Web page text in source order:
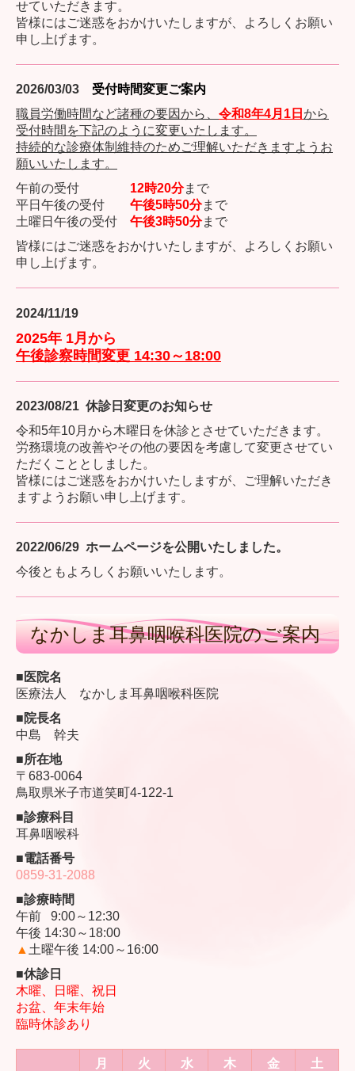
せていただきます。
皆様にはご迷惑をおかけいたしますが、よろしくお願い
申し上げます。
2026/03/03
受付時間変更ご案内
職員労働時間など諸種の要因から、 令和8年4月1日 から
受付時間を下記のように変更いたします。
持続的な診療体制維持のためご理解いただきますようお
願いいたします。
午前の受付 12時20分まで
平日午後の受付 午後5時50分まで
土曜日午後の受付 午後3時50分まで
皆様にはご迷惑をおかけいたしますが、よろしくお願い
申し上げます。
2024/11/19
2025年 1月から
午後診察時間変更 14:30～18:00
2023/08/21 休診日変更のお知らせ
令和5年10月から木曜日を休診とさせていただきます。
労務環境の改善やその他の要因を考慮して変更させてい
ただくこととしました。
皆様にはご迷惑をおかけいたしますが、ご理解いただき
ますようお願い申し上げます。
2022/06/29 ホームページを公開いたしました。
今後ともよろしくお願いいたします。
なかしま耳鼻咽喉科医院のご案内
■医院名
医療法人 なかしま耳鼻咽喉科医院
■院長名
中島 幹夫
■所在地
〒683-0064
鳥取県米子市道笑町4-122-1
■診療科目
耳鼻咽喉科
■電話番号
0859-31-2088
■診療時間
午前 9:00～12:30
午後 14:30～18:00
▲ 土曜午後 14:00～16:00
■休診日
木曜、日曜、祝日
お盆、年末年始
臨時休診あり
月 火 水 木 金 土